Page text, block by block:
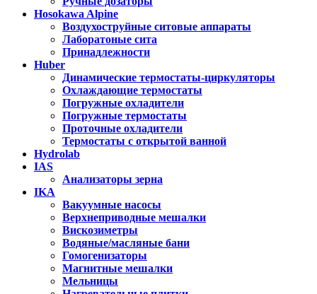
Hosokawa Alpine
Воздухоструйные ситовые аппараты
Лаборатоные сита
Принадлежности
Huber
Динамические термостаты-циркуляторы
Охлаждающие термостаты
Погружные охладители
Погружные термостаты
Проточные охладители
Термостаты с открытой ванной
Hydrolab
IAS
Анализаторы зерна
IKA
Вакуумные насосы
Верхнеприводные мешалки
Вискозиметры
Водяные/масляные бани
Гомогенизаторы
Магнитные мешалки
Мельницы